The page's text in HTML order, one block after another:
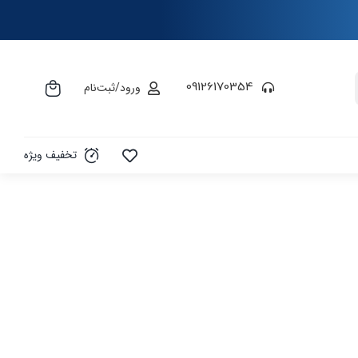
09126170354 ورود/ثبت‌نام
تخفیف ویژه